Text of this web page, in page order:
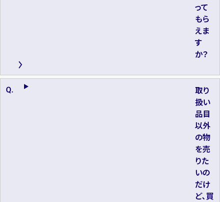
って
もら
えま
す
か？
取り
扱い
品目
以外
の物
を売
りた
いの
だけ
ど、買